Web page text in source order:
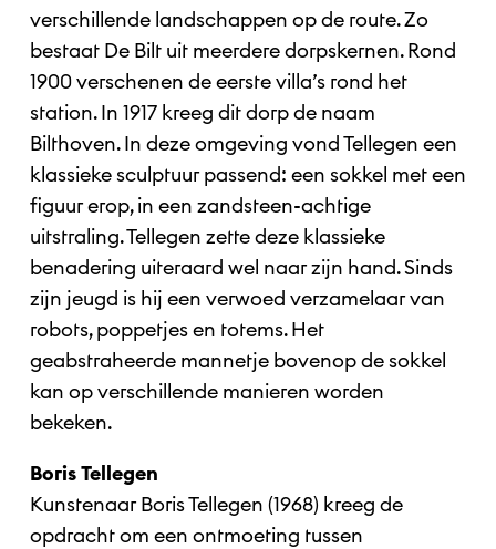
verschillende landschappen op de route. Zo
bestaat De Bilt uit meerdere dorpskernen. Rond
1900 verschenen de eerste villa’s rond het
station. In 1917 kreeg dit dorp de naam
Bilthoven. In deze omgeving vond Tellegen een
klassieke sculptuur passend: een sokkel met een
figuur erop, in een zandsteen-achtige
uitstraling. Tellegen zette deze klassieke
benadering uiteraard wel naar zijn hand. Sinds
zijn jeugd is hij een verwoed verzamelaar van
robots, poppetjes en totems. Het
geabstraheerde mannetje bovenop de sokkel
kan op verschillende manieren worden
bekeken.
Boris Tellegen
Kunstenaar Boris Tellegen (1968) kreeg de
opdracht om een ontmoeting tussen